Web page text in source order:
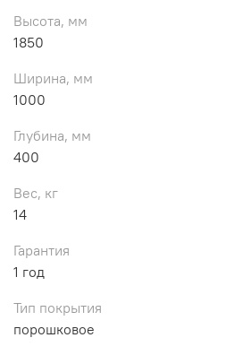
Высота, мм
1850
Ширина, мм
1000
Глубина, мм
400
Вес, кг
14
Гарантия
1 год
Тип покрытия
порошковое